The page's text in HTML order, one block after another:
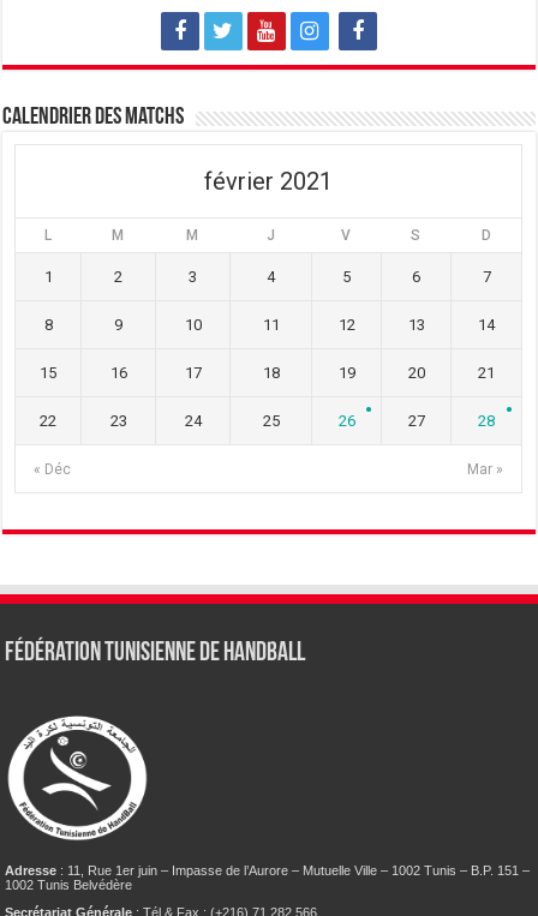
Calendrier des matchs
février 2021
L M M J V S D
« Déc Mar »
1 2 3 4 5 6 7
8 9 10 11 12 13 14
15 16 17 18 19 20 21
22 23 24 25 26 27 28
Fédération tunisienne de Handball
Adresse : 11, Rue 1er juin – Impasse de l’Aurore – Mutuelle Ville – 1002 Tunis – B.P. 151 –
1002 Tunis Belvédère
Secrétariat Générale : Tél & Fax : (+216) 71 282 566